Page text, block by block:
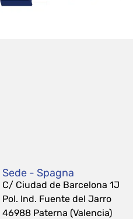
Sede - Spagna
C/ Ciudad de Barcelona 1J
Pol. Ind. Fuente del Jarro
46988 Paterna (Valencia)